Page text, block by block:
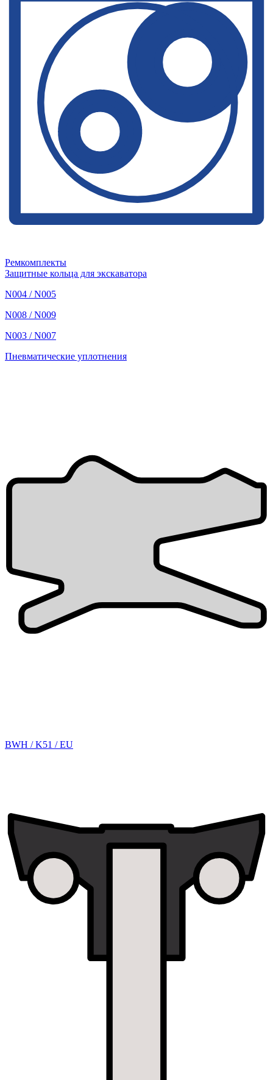
Ремкомплекты
Защитные кольца для экскаватора
N004 / N005
N008 / N009
N003 / N007
Пневматические уплотнения
BWH / K51 / EU